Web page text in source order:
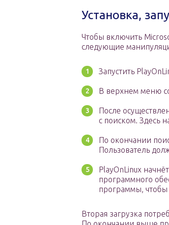
Установка,
Чтобы включить
следующие
Запустить
В верхнем меню
После
с поиском. Здесь
По окончании
Пользователь
PlayOnLinux
программного
программы, чтобы
Вторая загрузка